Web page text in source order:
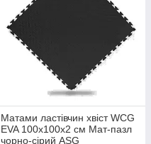
Матами ластівчин хвіст WCG
EVA 100x100x2 см Мат-пазл
чорно-сірий ASG